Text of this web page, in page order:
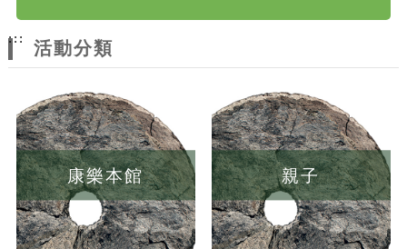
:::
活動分類
康樂本館 親子